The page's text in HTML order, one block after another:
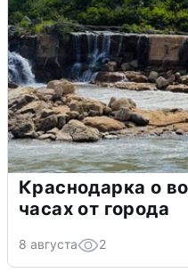
Краснодарка о
часах от города
8 августа 2